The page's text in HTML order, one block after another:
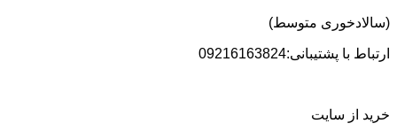
(سالادخوری متوسط)
ارتباط با پشتیبانی:09216163824
خرید از سایت